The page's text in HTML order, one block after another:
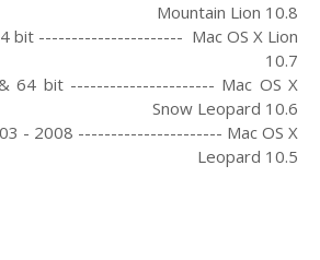
Mountain Lion 10.8
bit ---------------------- Mac OS X Lion
10.7
64 bit ---------------------- Mac OS X
Snow Leopard 10.6
- 2008 ---------------------- Mac OS X
Leopard 10.5